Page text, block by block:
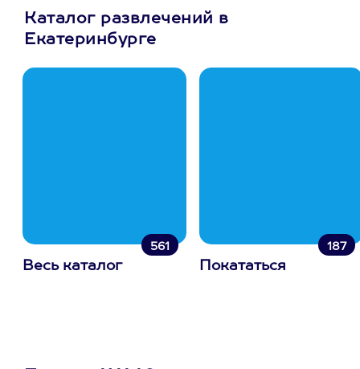
Каталог развлечений в
Екатеринбурге
561
Весь каталог
187
Покататься